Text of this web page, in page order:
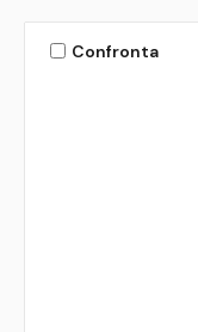
Confronta